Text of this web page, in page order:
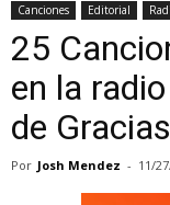
Canciones Editorial
25
en la
de Gracias
Por Josh Mendez - 11/